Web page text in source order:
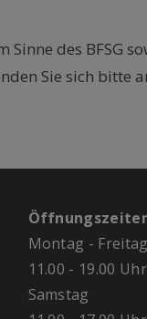
des BFSG
Sie sich bitte
Montag - Freitag
11.00 - 19.00 Uhr
Samstag